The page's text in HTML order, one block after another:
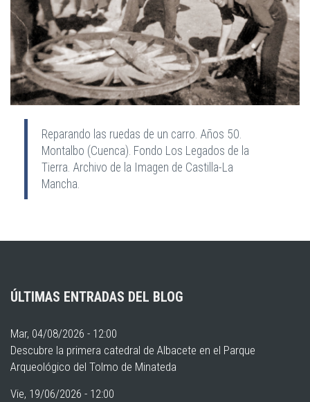
Reparando las ruedas de un carro. Años 50.
Montalbo (Cuenca). Fondo Los Legados de la
Tierra. Archivo de la Imagen de Castilla-La
Mancha.
ÚLTIMAS ENTRADAS DEL BLOG
Mar, 04/08/2026 - 12:00
Descubre la primera catedral de Albacete en el Parque
Arqueológico del Tolmo de Minateda
Vie, 19/06/2026 - 12:00